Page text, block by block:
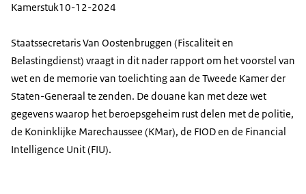
Kamerstuk10-12-2024
Staatssecretaris Van Oostenbruggen (Fiscaliteit en
Belastingdienst) vraagt in dit nader rapport om het voorstel van
wet en de memorie van toelichting aan de Tweede Kamer der
Staten-Generaal te zenden. De douane kan met deze wet
gegevens waarop het beroepsgeheim rust delen met de politie,
de Koninklijke Marechaussee (KMar), de FIOD en de Financial
Intelligence Unit (FIU).